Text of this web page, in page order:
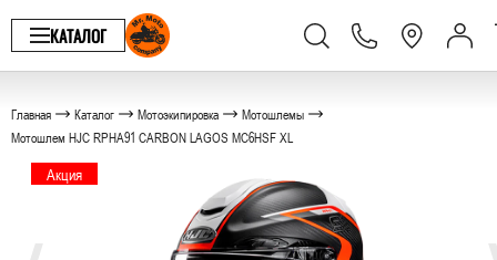
КАТАЛОГ
Главная Каталог Мотоэкипировка
Мотошлемы
Мотошлем HJC RPHA91 CARBON LAGOS MC6HSF XL
Акция